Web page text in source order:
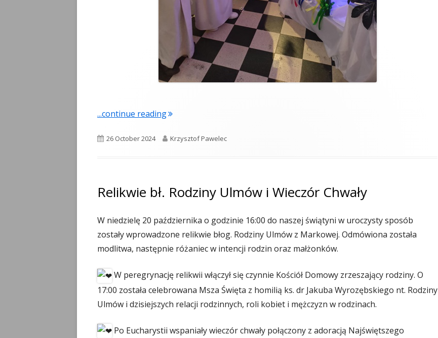
...continue reading"Relikwie bł. Pauliny Jaricot"
Published
26 October 2024 Author
Krzysztof Pawelec
Relikwie bł. Rodziny Ulmów i Wieczór Chwały
W niedzielę 20 października o godzinie 16:00 do naszej świątyni w uroczysty sposób
zostały wprowadzone relikwie błog. Rodziny Ulmów z Markowej. Odmówiona została
modlitwa, następnie różaniec w intencji rodzin oraz małżonków.
W peregrynację relikwii włączył się czynnie Kościół Domowy zrzeszający rodziny. O
17:00 została celebrowana Msza Święta z homilią ks. dr Jakuba Wyrozębskiego nt. Rodziny
Ulmów i dzisiejszych relacji rodzinnych, roli kobiet i mężczyzn w rodzinach.
Po Eucharystii wspaniały wieczór chwały połączony z adoracją Najświętszego